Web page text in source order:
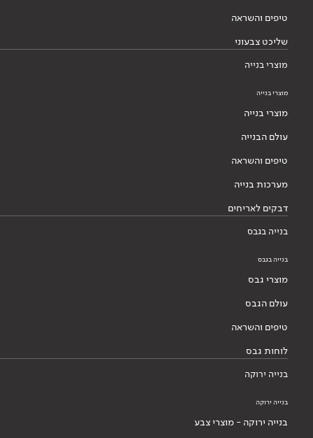
טיפים והשראה
שליכט צבעוני
מוצרי בנייה
מוצרי בנייה
מוצרי בנייה
עולם הבנייה
טיפים והשראה
מערכות בנייה
דבקים לאריחים
בנייה בגבס
בנייה בגבס
מוצרי גבס
עולם הגבס
טיפים והשראה
לוחות גבס
בנייה ירוקה
בנייה ירוקה
בנייה ירוקה - מוצרי צבע